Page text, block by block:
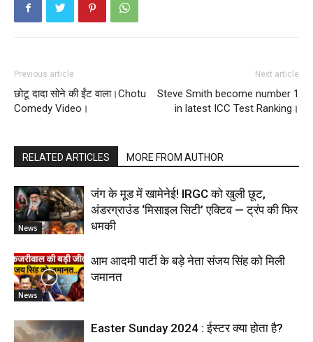
Previous article
छोटू दादा सोने की ईंट वाला।Chotu
Comedy Video।
Next article
Steve Smith become number 1
in latest ICC Test Ranking।
RELATED ARTICLES MORE FROM AUTHOR
News
जंग के मूड में खामेनेई! IRGC को खुली छूट,
अंडरग्राउंड ‘मिसाइल सिटी’ एक्टिव — ट्रंप की फिर
धमकी
News
आम आदमी पार्टी के बड़े नेता संजय सिंह को मिली
जमानत
Easter Sunday 2024 : ईस्टर क्या होता है?